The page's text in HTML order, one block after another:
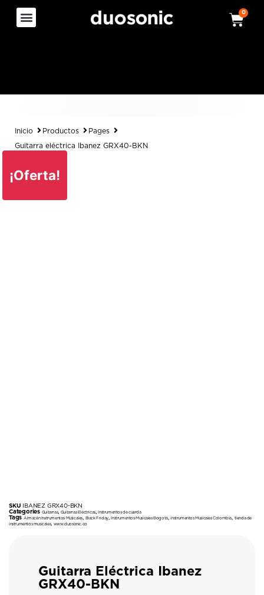
0
Inicio Productos Pages
Guitarra eléctrica Ibanez GRX40-BKN
¡Oferta!
SKU
IBANEZ GRX40-BKN
Categories Guitarras, Guitarras Eléctricas, Instrumentos de cuerda
Tags Almacén Instrumentos Musicales, Black Friday, Instrumentos Musicales Bogotá,instrumentos Musicales Colombia, tienda de
instrumentos musicales, www.duosonic.co
Guitarra Eléctrica Ibanez
GRX40-BKN